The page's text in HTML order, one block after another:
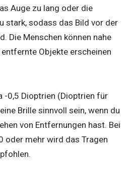
Auge zu lang oder die
stark, sodass das Bild vor der
Die Menschen können nahe
Objekte erscheinen
-0,5 Dioptrien (Dioptrien für
Brille sinnvoll sein, wenn du
von Entfernungen hast. Bei
oder mehr wird das Tragen